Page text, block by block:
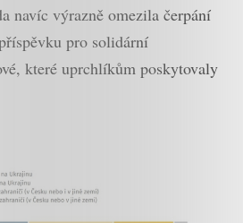
navíc výrazně omezila čerpání
pro solidární
které uprchlíkům poskytovaly